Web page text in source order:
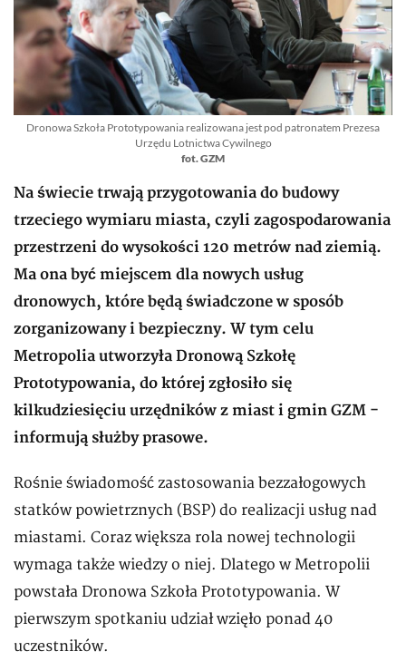
Dronowa Szkoła Prototypowania realizowana jest pod patronatem Prezesa
Urzędu Lotnictwa Cywilnego
fot. GZM
Na świecie trwają przygotowania do budowy
trzeciego wymiaru miasta, czyli zagospodarowania
przestrzeni do wysokości 120 metrów nad ziemią.
Ma ona być miejscem dla nowych usług
dronowych, które będą świadczone w sposób
zorganizowany i bezpieczny. W tym celu
Metropolia utworzyła Dronową Szkołę
Prototypowania, do której zgłosiło się
kilkudziesięciu urzędników z miast i gmin GZM -
informują służby prasowe.
Rośnie świadomość zastosowania bezzałogowych
statków powietrznych (BSP) do realizacji usług nad
miastami. Coraz większa rola nowej technologii
wymaga także wiedzy o niej. Dlatego w Metropolii
powstała Dronowa Szkoła Prototypowania. W
pierwszym spotkaniu udział wzięło ponad 40
uczestników.